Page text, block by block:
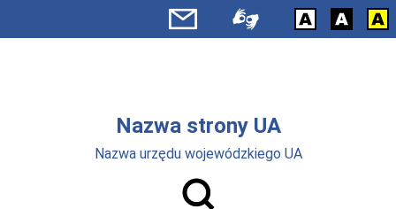
Перейти до основного вмісту
Nazwa strony UA
Nazwa urzędu wojewódzkiego UA